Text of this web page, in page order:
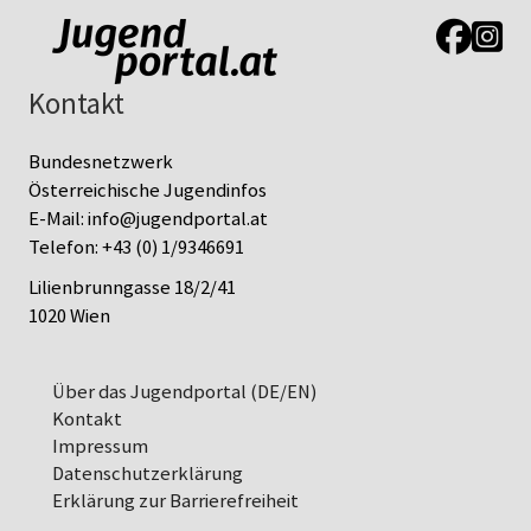
Link zur
Link
Kontakt
Bundesnetzwerk
Österreichische Jugendinfos
E-Mail:info@jugendportal.at
Telefon:+43 (0) 1/9346691
Lilienbrunngasse 18/2/41
1020 Wien
Über das Jugendportal (DE/EN)
Kontakt
Impressum
Datenschutz­erklärung
Erklärung zur Barrierefreiheit